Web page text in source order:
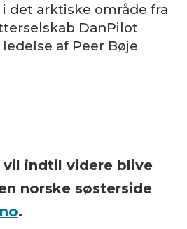
det arktiske område fra
DanPilot
af Peer Bøje
indtil videre blive
norske søsterside
.